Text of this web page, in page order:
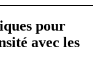
pour
avec les